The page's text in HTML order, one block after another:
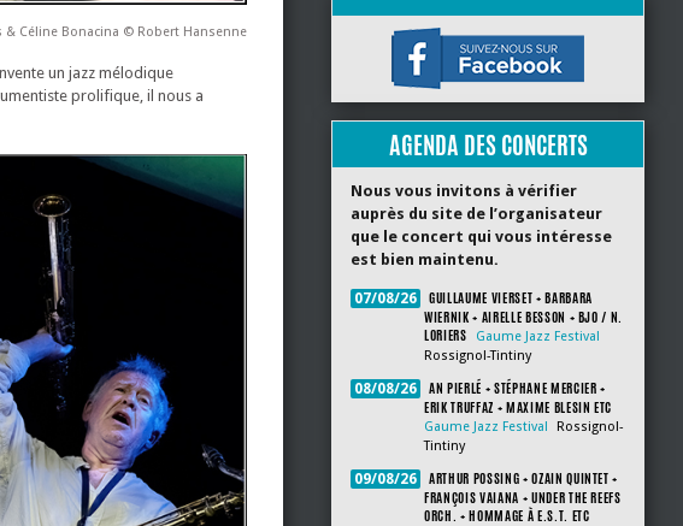
& Céline Bonacina © Robert Hansenne
un jazz mélodique
prolifique, il nous a
AGENDA DES CONCERTS
Nous vous invitons à vérifier
auprès du site de l’organisateur
que le concert qui vous intéresse
est bien maintenu.
07/08/26
GUILLAUME VIERSET + BARBARA
WIERNIK + AIRELLE BESSON + BJO / N.
LORIERS
Gaume Jazz Festival
Rossignol-Tintiny
08/08/26
AN PIERLÉ + STÉPHANE MERCIER +
ERIK TRUFFAZ + MAXIME BLESIN ETC
Gaume Jazz Festival
Rossignol-
Tintiny
09/08/26
ARTHUR POSSING + OZAIN QUINTET +
FRANÇOIS VAIANA + UNDER THE REEFS
ORCH. + HOMMAGE À E.S.T. ETC